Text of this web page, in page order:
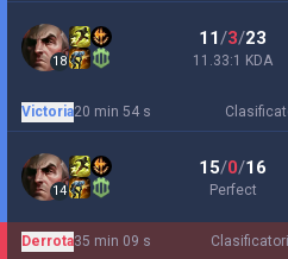
18
11/3/23
11.33:1 KDA
Victoria20 min 54 s
14
15/0/16
Perfect
Derrota35 min 09 s